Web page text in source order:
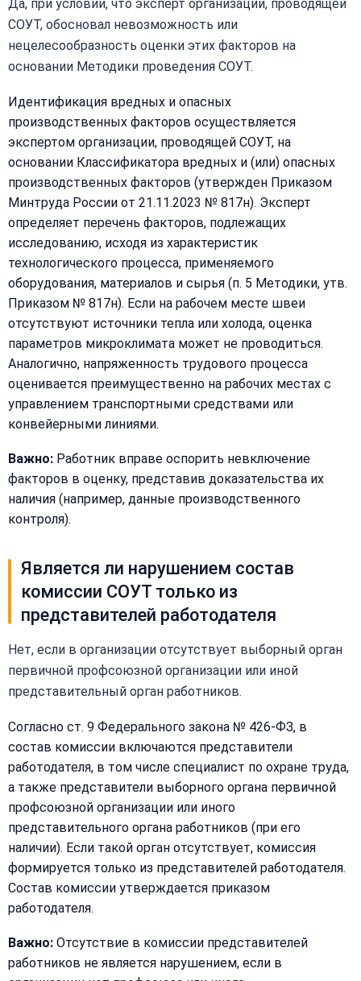
Закрыть
меню
Да, при условии, что эксперт организации, проводящей
СОУТ, обосновал невозможность или
нецелесообразность оценки этих факторов на
основании Методики проведения СОУТ.
Идентификация вредных и опасных
производственных факторов осуществляется
экспертом организации, проводящей СОУТ, на
основании Классификатора вредных и (или) опасных
производственных факторов (утвержден Приказом
Минтруда России от 21.11.2023 № 817н). Эксперт
определяет перечень факторов, подлежащих
исследованию, исходя из характеристик
технологического процесса, применяемого
оборудования, материалов и сырья (п. 5 Методики, утв.
Приказом № 817н). Если на рабочем месте швеи
отсутствуют источники тепла или холода, оценка
параметров микроклимата может не проводиться.
Аналогично, напряженность трудового процесса
оценивается преимущественно на рабочих местах с
управлением транспортными средствами или
конвейерными линиями.
Важно: Работник вправе оспорить невключение
факторов в оценку, представив доказательства их
наличия (например, данные производственного
контроля).
Является ли нарушением состав
комиссии СОУТ только из
представителей работодателя
Нет, если в организации отсутствует выборный орган
первичной профсоюзной организации или иной
представительный орган работников.
Согласно ст. 9 Федерального закона № 426-ФЗ, в
состав комиссии включаются представители
работодателя, в том числе специалист по охране труда,
а также представители выборного органа первичной
профсоюзной организации или иного
представительного органа работников (при его
наличии). Если такой орган отсутствует, комиссия
формируется только из представителей работодателя.
Состав комиссии утверждается приказом
работодателя.
Важно: Отсутствие в комиссии представителей
работников не является нарушением, если в
Написать
Бесплатная